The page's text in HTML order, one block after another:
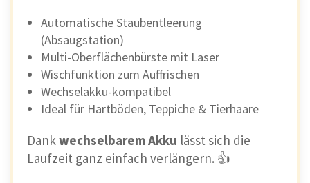
Automatische Staubentleerung
(Absaugstation)
Multi-Oberflächenbürste mit Laser
Wischfunktion zum Auffrischen
Wechselakku-kompatibel
Ideal für Hartböden, Teppiche & Tierhaare
Dank wechselbarem Akku lässt sich die
Laufzeit ganz einfach verlängern. 👍